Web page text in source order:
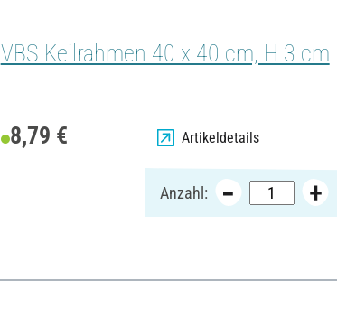
VBS Keilrahmen 40 x 40 cm, H 3 cm
8,79 € Artikeldetails
Anzahl: